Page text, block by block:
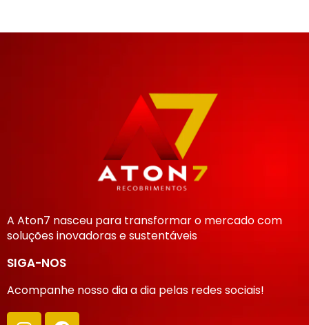
A Aton7 nasceu para transformar o mercado com
soluções inovadoras e sustentáveis
SIGA-NOS
Acompanhe nosso dia a dia pelas redes sociais!